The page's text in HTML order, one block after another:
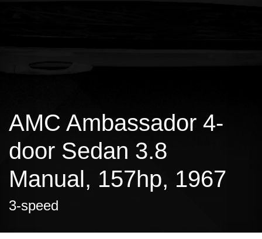
AMC Ambassador 4-
door Sedan 3.8
Manual, 157hp, 1967
3-speed